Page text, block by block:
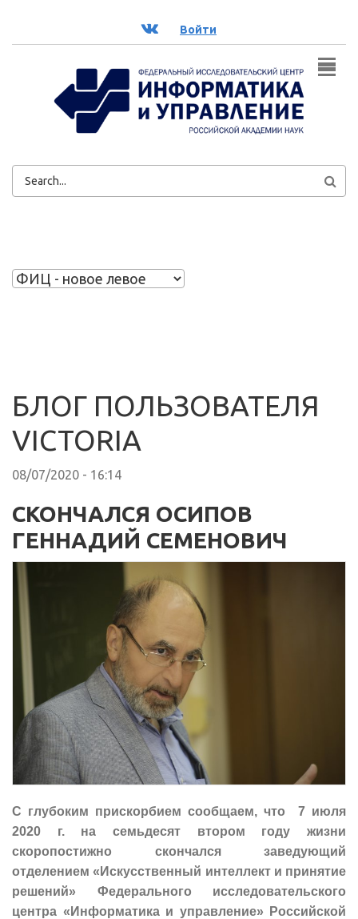
ВК Войти
ФОРМА
БЛОГ ПОЛЬЗОВАТЕЛЯ
VICTORIA
08/07/2020 - 16:14
СКОНЧАЛСЯ ОСИПОВ
ГЕННАДИЙ СЕМЕНОВИЧ
C глубоким прискорбием сообщаем, что 7 июля
2020 г. на семьдесят втором году жизни
скоропостижно скончался заведующий
отделением «Искусственный интеллект и принятие
решений» Федерального исследовательского
центра «Информатика и управление» Российской